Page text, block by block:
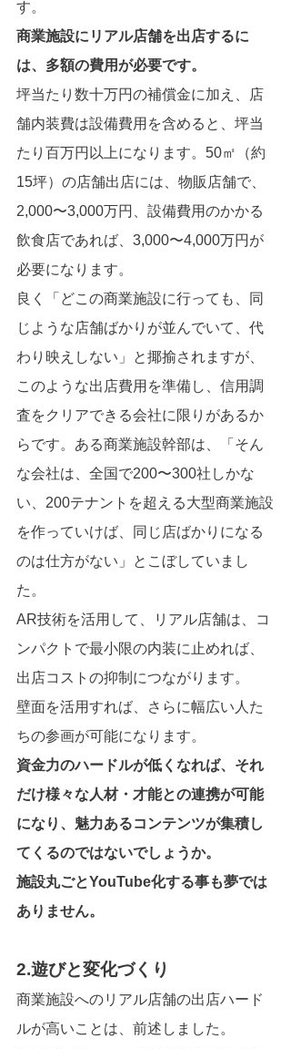
す。
商業施設にリアル店舗を出店するに
は、多額の費用が必要です。
坪当たり数十万円の補償金に加え、店
舗内装費は設備費用を含めると、坪当
たり百万円以上になります。50㎡（約
15坪）の店舗出店には、物販店舗で、
2,000〜3,000万円、設備費用のかかる
飲食店であれば、3,000〜4,000万円が
必要になります。
良く「どこの商業施設に行っても、同
じような店舗ばかりが並んでいて、代
わり映えしない」と揶揄されますが、
このような出店費用を準備し、信用調
査をクリアできる会社に限りがあるか
らです。ある商業施設幹部は、「そん
な会社は、全国で200〜300社しかな
い、200テナントを超える大型商業施設
を作っていけば、同じ店ばかりになる
のは仕方がない」とこぼしていまし
た。
AR技術を活用して、リアル店舗は、コ
ンパクトで最小限の内装に止めれば、
出店コストの抑制につながります。
壁面を活用すれば、さらに幅広い人た
ちの参画が可能になります。
資金力のハードルが低くなれば、それ
だけ様々な人材・才能との連携が可能
になり、魅力あるコンテンツが集積し
てくるのではないでしょうか。
施設丸ごとYouTube化する事も夢では
ありません。
2.遊びと変化づくり
商業施設へのリアル店舗の出店ハード
ルが高いことは、前述しました。